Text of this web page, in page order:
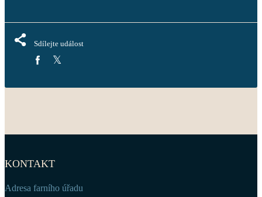
Sdílejte událost
KONTAKT
Adresa farního úřadu